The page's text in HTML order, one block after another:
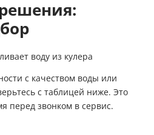
с качеством воды или
с таблицей ниже. Это
перед звонком в сервис.